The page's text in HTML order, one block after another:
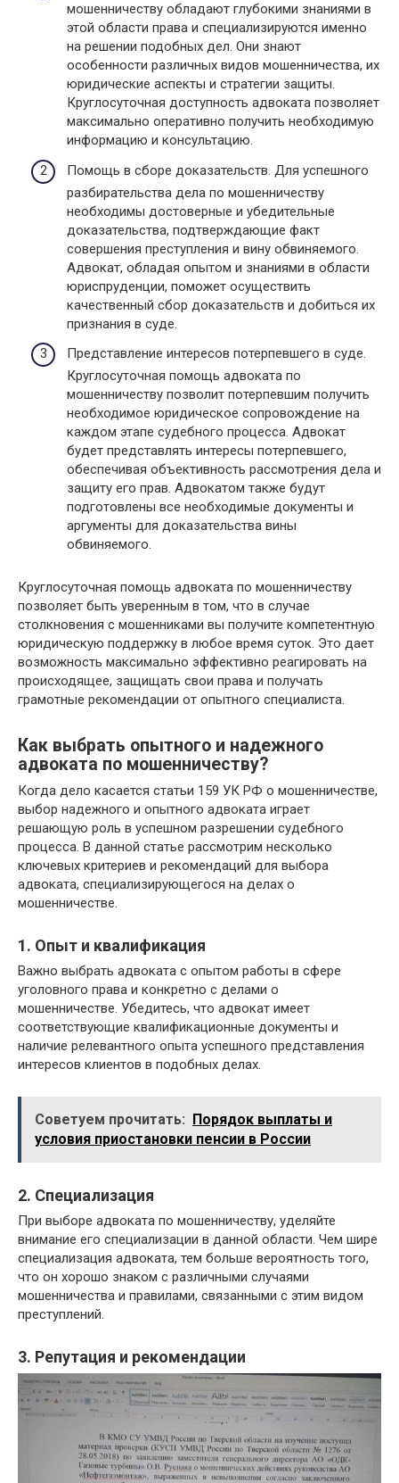
мошенничеству обладают глубокими знаниями в
этой области права и специализируются именно
на решении подобных дел. Они знают
особенности различных видов мошенничества, их
юридические аспекты и стратегии защиты.
Круглосуточная доступность адвоката позволяет
максимально оперативно получить необходимую
информацию и консультацию.
Помощь в сборе доказательств. Для успешного
разбирательства дела по мошенничеству
необходимы достоверные и убедительные
доказательства, подтверждающие факт
совершения преступления и вину обвиняемого.
Адвокат, обладая опытом и знаниями в области
юриспруденции, поможет осуществить
качественный сбор доказательств и добиться их
признания в суде.
Представление интересов потерпевшего в суде.
Круглосуточная помощь адвоката по
мошенничеству позволит потерпевшим получить
необходимое юридическое сопровождение на
каждом этапе судебного процесса. Адвокат
будет представлять интересы потерпевшего,
обеспечивая объективность рассмотрения дела и
защиту его прав. Адвокатом также будут
подготовлены все необходимые документы и
аргументы для доказательства вины
обвиняемого.
Круглосуточная помощь адвоката по мошенничеству
позволяет быть уверенным в том, что в случае
столкновения с мошенниками вы получите компетентную
юридическую поддержку в любое время суток. Это дает
возможность максимально эффективно реагировать на
происходящее, защищать свои права и получать
грамотные рекомендации от опытного специалиста.
Как выбрать опытного и надежного
адвоката по мошенничеству?
Когда дело касается статьи 159 УК РФ о мошенничестве,
выбор надежного и опытного адвоката играет
решающую роль в успешном разрешении судебного
процесса. В данной статье рассмотрим несколько
ключевых критериев и рекомендаций для выбора
адвоката, специализирующегося на делах о
мошенничестве.
1. Опыт и квалификация
Важно выбрать адвоката с опытом работы в сфере
уголовного права и конкретно с делами о
мошенничестве. Убедитесь, что адвокат имеет
соответствующие квалификационные документы и
наличие релевантного опыта успешного представления
интересов клиентов в подобных делах.
Советуем прочитать:
Порядок выплаты и
условия приостановки пенсии в России
2. Специализация
При выборе адвоката по мошенничеству, уделяйте
внимание его специализации в данной области. Чем шире
специализация адвоката, тем больше вероятность того,
что он хорошо знаком с различными случаями
мошенничества и правилами, связанными с этим видом
преступлений.
3. Репутация и рекомендации